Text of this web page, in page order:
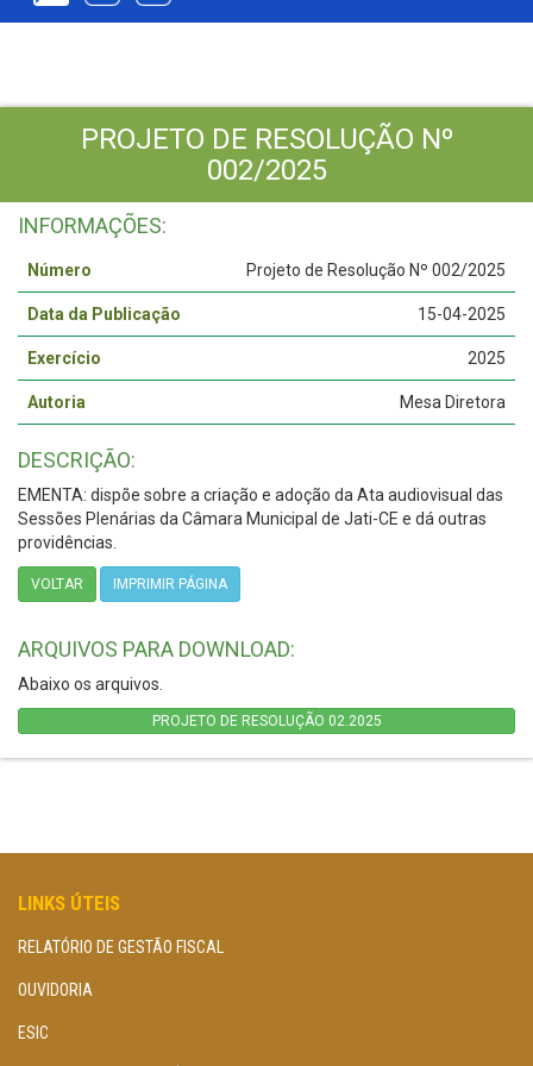
PROJETO DE RESOLUÇÃO Nº
002/2025
INFORMAÇÕES:
Número Projeto de Resolução Nº 002/2025
Data da Publicação 15-04-2025
Exercício 2025
Autoria Mesa Diretora
DESCRIÇÃO:
EMENTA: dispõe sobre a criação e adoção da Ata audiovisual das
Sessões Plenárias da Câmara Municipal de Jati-CE e dá outras
providências.
VOLTAR IMPRIMIR PÁGINA
ARQUIVOS PARA DOWNLOAD:
Abaixo os arquivos.
PROJETO DE RESOLUÇÃO 02.2025
LINKS ÚTEIS
RELATÓRIO DE GESTÃO FISCAL
OUVIDORIA
ESIC